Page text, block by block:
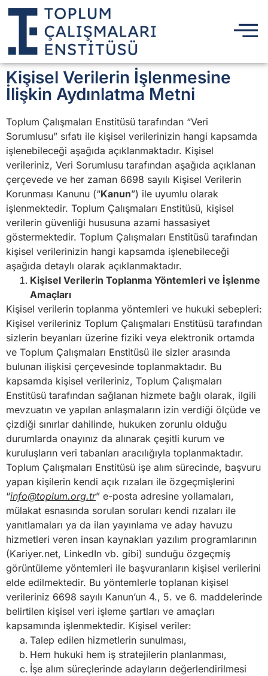
Kişisel Verilerin İşlenmesine
İlişkin Aydınlatma Metni
Toplum Çalışmaları Enstitüsü tarafından “Veri
Sorumlusu” sıfatı ile kişisel verilerinizin hangi kapsamda
işlenebileceği aşağıda açıklanmaktadır. Kişisel
verileriniz, Veri Sorumlusu tarafından aşağıda açıklanan
çerçevede ve her zaman 6698 sayılı Kişisel Verilerin
Korunması Kanunu (“Kanun”) ile uyumlu olarak
işlenmektedir. Toplum Çalışmaları Enstitüsü, kişisel
verilerin güvenliği hususuna azami hassasiyet
göstermektedir. Toplum Çalışmaları Enstitüsü tarafından
kişisel verilerinizin hangi kapsamda işlenebileceği
aşağıda detaylı olarak açıklanmaktadır.
Kişisel Verilerin Toplanma Yöntemleri ve İşlenme
Amaçları
Kişisel verilerin toplanma yöntemleri ve hukuki sebepleri:
Kişisel verileriniz Toplum Çalışmaları Enstitüsü tarafından
sizlerin beyanları üzerine fiziki veya elektronik ortamda
ve Toplum Çalışmaları Enstitüsü ile sizler arasında
bulunan ilişkisi çerçevesinde toplanmaktadır. Bu
kapsamda kişisel verileriniz, Toplum Çalışmaları
Enstitüsü tarafından sağlanan hizmete bağlı olarak, ilgili
mevzuatın ve yapılan anlaşmaların izin verdiği ölçüde ve
çizdiği sınırlar dahilinde, hukuken zorunlu olduğu
durumlarda onayınız da alınarak çeşitli kurum ve
kuruluşların veri tabanları aracılığıyla toplanmaktadır.
Toplum Çalışmaları Enstitüsü işe alım sürecinde, başvuru
yapan kişilerin kendi açık rızaları ile özgeçmişlerini
“info@toplum.org.tr” e-posta adresine yollamaları,
mülakat esnasında sorulan soruları kendi rızaları ile
yanıtlamaları ya da ilan yayınlama ve aday havuzu
hizmetleri veren insan kaynakları yazılım programlarının
(Kariyer.net, LinkedIn vb. gibi) sunduğu özgeçmiş
görüntüleme yöntemleri ile başvuranların kişisel verilerini
elde edilmektedir. Bu yöntemlerle toplanan kişisel
verileriniz 6698 sayılı Kanun’un 4., 5. ve 6. maddelerinde
belirtilen kişisel veri işleme şartları ve amaçları
kapsamında işlenmektedir. Kişisel veriler:
Talep edilen hizmetlerin sunulması,
Hem hukuki hem iş stratejilerin planlanması,
İşe alım süreçlerinde adayların değerlendirilmesi